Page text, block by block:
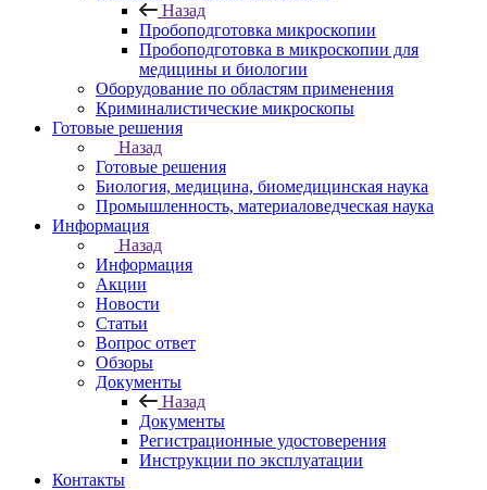
Назад
Пробоподготовка микроскопии
Пробоподготовка в микроскопии для
медицины и биологии
Оборудование по областям применения
Криминалистические микроскопы
Готовые решения
Назад
Готовые решения
Биология, медицина, биомедицинская наука
Промышленность, материаловедческая наука
Информация
Назад
Информация
Акции
Новости
Статьи
Вопрос ответ
Обзоры
Документы
Назад
Документы
Регистрационные удостоверения
Инструкции по эксплуатации
Контакты